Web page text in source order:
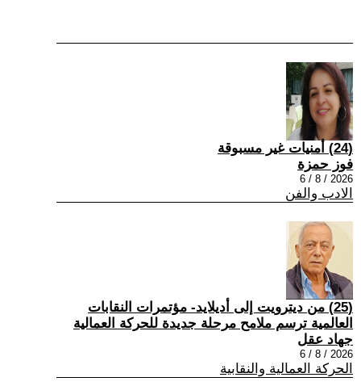
(24) أمنيات غير مسبوقة
فوز حمزة
2026 / 8 / 6
الادب والفن
(25) من ديترويت إلى أديلايد- مؤتمرات النقابات
العالمية ترسم ملامح مرحلة جديدة للحركة العمالية
جهاد عقل
2026 / 8 / 6
الحركة العمالية والنقابية